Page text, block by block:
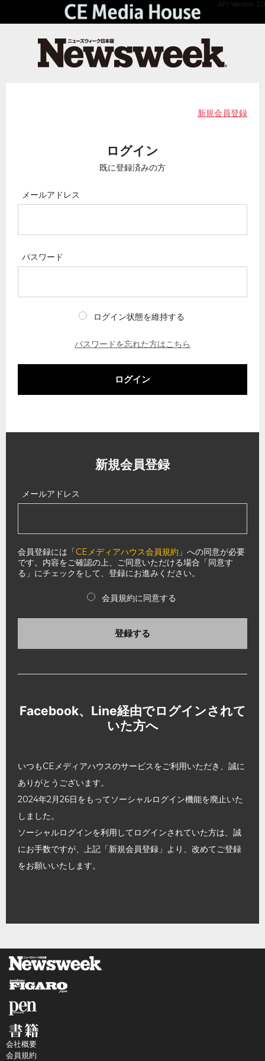
API Version 2.0
新規会員登録
ログイン
既に登録済みの方
メールアドレス
パスワード
ログイン状態を維持する
パスワードを忘れた方はこちら
ログイン
新規会員登録
メールアドレス
会員登録には「CEメディアハウス会員規約 」への同意が必要
です。内容をご確認の上、ご同意いただける場合「同意す
る」にチェックをして、登録にお進みください。
会員規約に同意する
登録する
Facebook、Line経由でログインされて
いた方へ
いつもCEメディアハウスのサービスをご利用いただき、誠に
ありがとうございます。
2024年2月26日をもってソーシャルログイン機能を廃止いた
しました。
ソーシャルログインを利用してログインされていた方は、誠
にお手数ですが、上記「新規会員登録」より、改めてご登録
をお願いいたします。
会社概要
会員規約